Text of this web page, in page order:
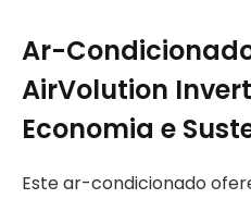
Ar-
AirVolution
Economia e
Este ar-condicionado